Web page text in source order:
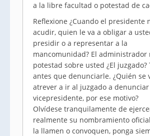
a la libre facultad o potestad de
Reflexione ¿Cuando el presidente
acudir, quien le va a obligar a
presidir o a representar a la
mancomunidad? El administrador
potestad sobre usted ¿El juzgado?
antes que denunciarle. ¿Quién se
atrever a ir al juzgado a
vicepresidente, por ese motivo?
Olvídese tranquilamente de
realmente su nombramiento
la llamen o convoquen, ponga